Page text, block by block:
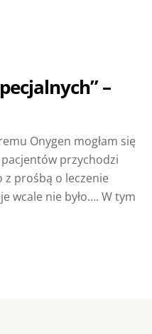
–
Onygen mogłam się
przychodzi
prośbą o leczenie
wcale nie było…. W tym